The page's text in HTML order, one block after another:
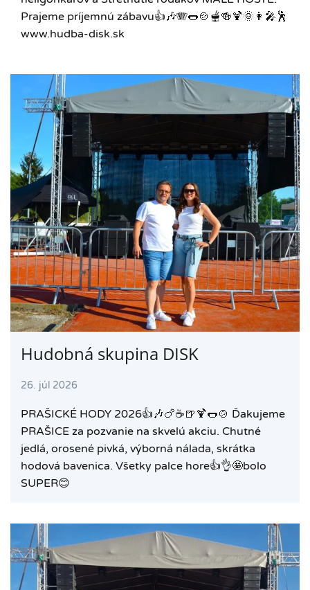
Prajeme príjemnú zábavu👍🎶🪗🌭🍲🫕🍻🍹🌞👩‍🎤🕺
www.hudba-disk.sk
Hudobná skupina DISK
26. júl 2026
PRAŠICKÉ HODY 2026👍🎶🍗☕️🍺🍹🌭🍲 Ďakujeme
PRAŠICE za pozvanie na skvelú akciu. Chutné
jedlá, orosené pivká, výborná nálada, skrátka
hodová bavenica. Všetky palce hore👍👌🤩bolo
SUPER😊